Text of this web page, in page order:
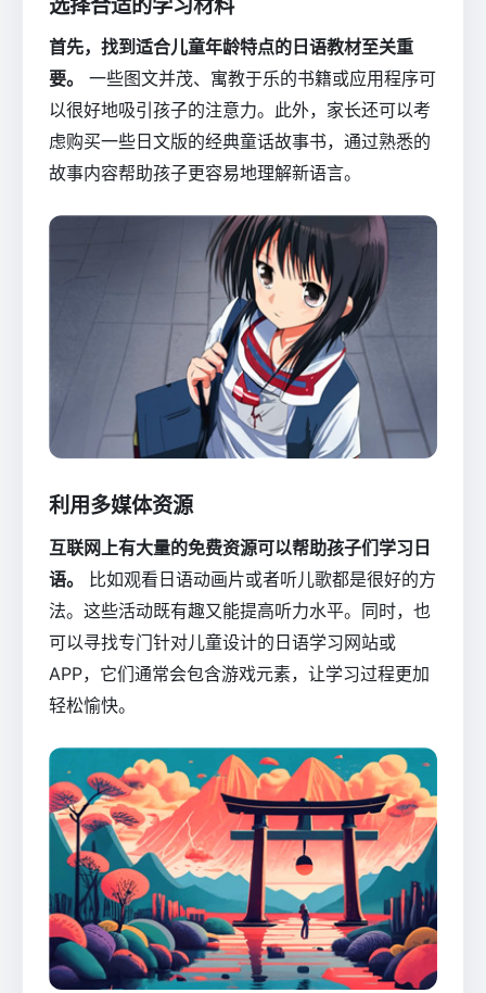
选择合适的学习材料
首先，找到适合儿童年龄特点的日语教材至关重
要。
一些图文并茂、寓教于乐的书籍或应用程序可
以很好地吸引孩子的注意力。此外，家长还可以考
虑购买一些日文版的经典童话故事书，通过熟悉的
故事内容帮助孩子更容易地理解新语言。
利用多媒体资源
互联网上有大量的免费资源可以帮助孩子们学习日
语。
比如观看日语动画片或者听儿歌都是很好的方
法。这些活动既有趣又能提高听力水平。同时，也
可以寻找专门针对儿童设计的日语学习网站或
APP，它们通常会包含游戏元素，让学习过程更加
轻松愉快。